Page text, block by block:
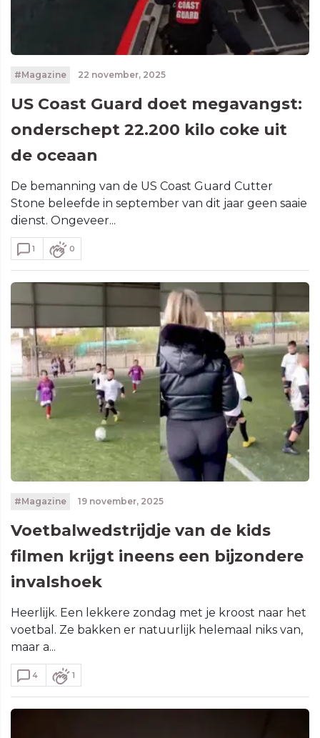
#Magazine 22 november, 2025
US Coast Guard doet megavangst:
onderschept 22.200 kilo coke uit
de oceaan
De bemanning van de US Coast Guard Cutter
Stone beleefde in september van dit jaar geen saaie
dienst. Ongeveer...
1 0
#Magazine 19 november, 2025
Voetbalwedstrijdje van de kids
filmen krijgt ineens een bijzondere
invalshoek
Heerlijk. Een lekkere zondag met je kroost naar het
voetbal. Ze bakken er natuurlijk helemaal niks van,
maar a...
4 1